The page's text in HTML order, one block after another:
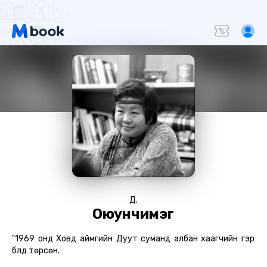
Д.
Оюунчимэг
"1969 онд Ховд аймгийн Дуут суманд албан хаагчийн гэр
бүлд төрсөн.